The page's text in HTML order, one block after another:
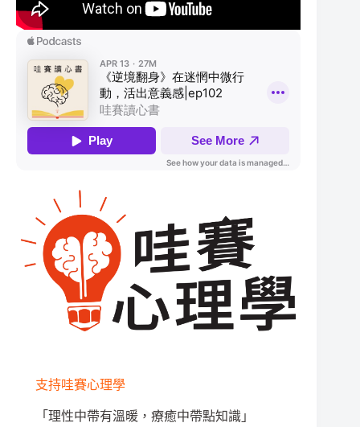
支持哇賽心理學
「理性中帶有溫暖，療癒中帶點知識」